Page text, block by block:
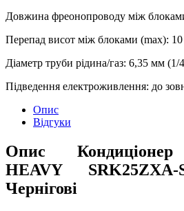
Довжина фреонопроводу між
Перепад висот між блоками (max):
Діаметр труби рідина/газ: 6,35 мм (1/
Підведення електроживлення: до
Опис
Відгуки
Опис
HEAVY
Чернігові